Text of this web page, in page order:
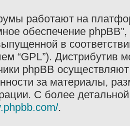
работают на
обеспечение
в
“GPL”). Дистрибутив
phpBB
за материалы,
С более
.